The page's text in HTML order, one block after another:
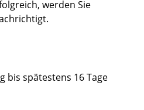
werden Sie
bis spätestens 16 Tage